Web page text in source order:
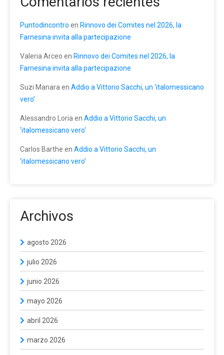
Puntodincontro en Rinnovo dei Comites nel 2026, la
Farnesina invita alla partecipazione
Valeria Arceo en Rinnovo dei Comites nel 2026, la
Farnesina invita alla partecipazione
Suzi Manara en Addio a Vittorio Sacchi, un ‘italomessicano
vero’
Alessandro Loria en Addio a Vittorio Sacchi, un
‘italomessicano vero’
Carlos Barthe en Addio a Vittorio Sacchi, un
‘italomessicano vero’
Archivos
agosto 2026
julio 2026
junio 2026
mayo 2026
abril 2026
marzo 2026